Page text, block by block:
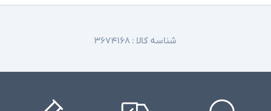
شناسه کالا : ۳۶۷۴۱۶۸